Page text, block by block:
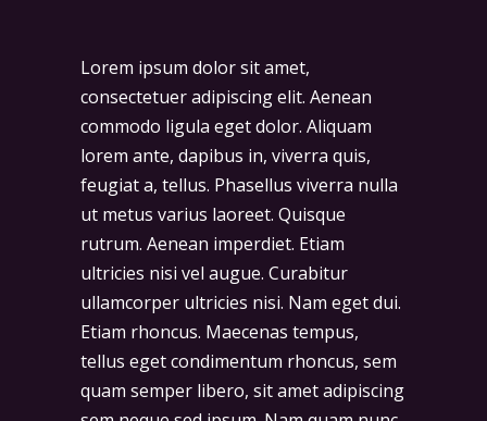
Lorem ipsum dolor sit amet,
consectetuer adipiscing elit. Aenean
commodo ligula eget dolor. Aliquam
lorem ante, dapibus in, viverra quis,
feugiat a, tellus. Phasellus viverra nulla
ut metus varius laoreet. Quisque
rutrum. Aenean imperdiet. Etiam
ultricies nisi vel augue. Curabitur
ullamcorper ultricies nisi. Nam eget dui.
Etiam rhoncus. Maecenas tempus,
tellus eget condimentum rhoncus, sem
quam semper libero, sit amet adipiscing